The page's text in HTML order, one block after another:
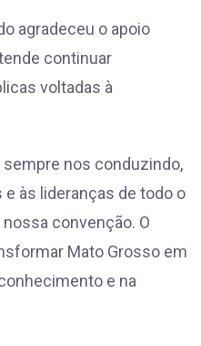
agradeceu o apoio
continuar
voltadas à
sempre nos conduzindo,
e às lideranças de todo o
convenção. O
Mato Grosso em
e na